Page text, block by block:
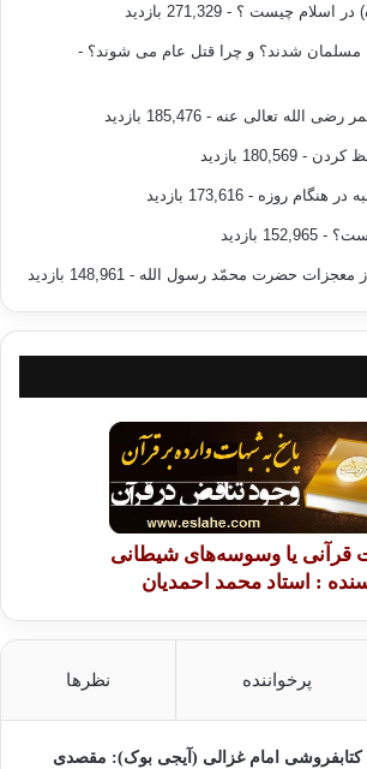
در اسلام چیست ؟ - 271,329 بازدید
مسلمان شدند؟ و چرا قتل عام می شوند؟ -
رضی الله تعالی عنه - 185,476 بازدید
کردن - 180,569 بازدید
در هنگام روزه - 173,616 بازدید
- 152,965 بازدید
معجزات حضرت محمّد رسول الله - 148,961 بازدید
قرآنی یا وسوسه‌های شیطانی
: استاد محمد احمدیان
پرخواننده نظرها
کتابفروشی امام غزالی (آیجی بوک): مقصدی